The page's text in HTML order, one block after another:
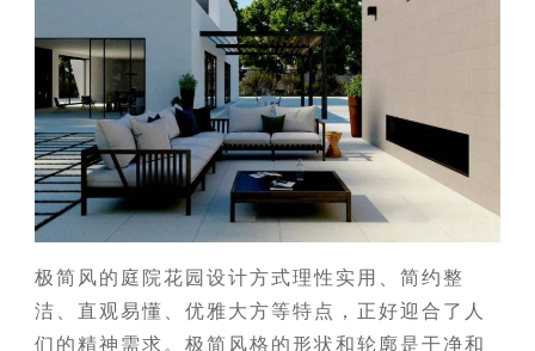
极简风的庭院花园设计方式理性实用、简约整
洁、直观易懂、优雅大方等特点，正好迎合了人
们的精神需求。极简风格的形状和轮廓是干净和